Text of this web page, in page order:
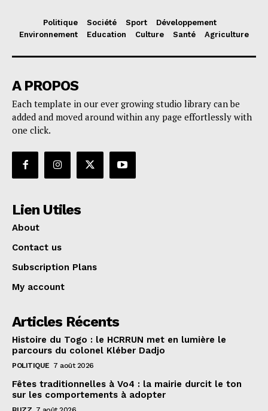
Politique Société Sport
Développement
Environnement
Education Culture Santé Agriculture
A PROPOS
Each template in our ever growing studio library can be
added and moved around within any page effortlessly with
one click.
Lien Utiles
About
Contact us
Subscription Plans
My account
Articles Récents
Histoire du Togo : le HCRRUN met en lumière le
parcours du colonel Kléber Dadjo
POLITIQUE 7 août 2026
Fêtes traditionnelles à Vo4 : la mairie durcit le ton
sur les comportements à adopter